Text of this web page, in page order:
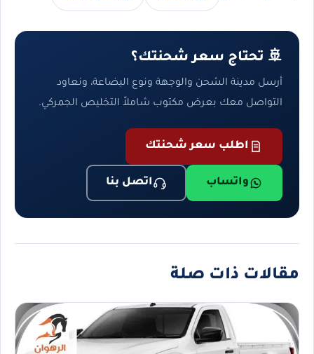
🚢 تحتاج سعر شحنتك؟
أرسل مدينة الشحن والوجهة ونوع البضاعة، ونعاود
التواصل معك بعرض مكتوب شاملاً التخليص الجمركي.
اطلب سعر شحنتك
واتساب اتصل بنا
مقالات ذات صلة